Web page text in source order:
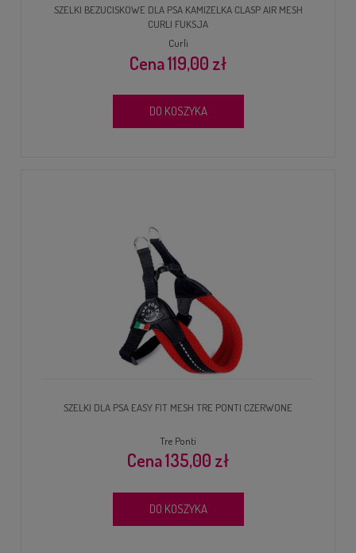
SZELKI BEZUCISKOWE DLA PSA KAMIZELKA CLASP AIR MESH
CURLI FUKSJA
Curli
119,00 zł
DO KOSZYKA
SZELKI DLA PSA EASY FIT MESH TRE PONTI CZERWONE
Tre Ponti
135,00 zł
DO KOSZYKA